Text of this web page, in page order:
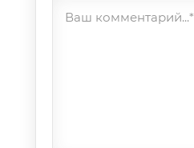
Ваш комментарий...*